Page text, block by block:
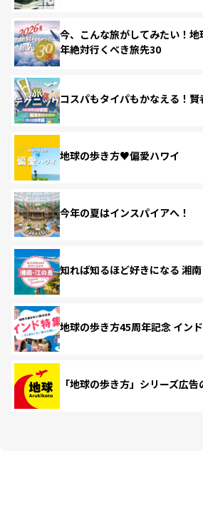
今、こんな旅がしてみたい！
年絶対行くべき旅先30
コスパもタイパもかなえる！
地球の歩き方♥偏愛ハワイ
今年の夏はインスパイアへ！
知れば知るほど好きになる 湘
地球の歩き方45周年記念 イン
「地球の歩き方」シリーズ広告